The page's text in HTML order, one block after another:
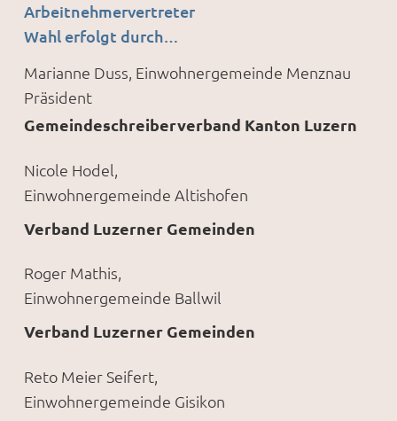
Arbeitnehmervertreter
Wahl erfolgt durch…
Marianne Duss, Einwohnergemeinde Menznau
Präsident
Gemeindeschreiberverband Kanton Luzern
Nicole Hodel,
Einwohnergemeinde Altishofen
Verband Luzerner Gemeinden
Roger Mathis,
Einwohnergemeinde Ballwil
Verband Luzerner Gemeinden
Reto Meier Seifert,
Einwohnergemeinde Gisikon